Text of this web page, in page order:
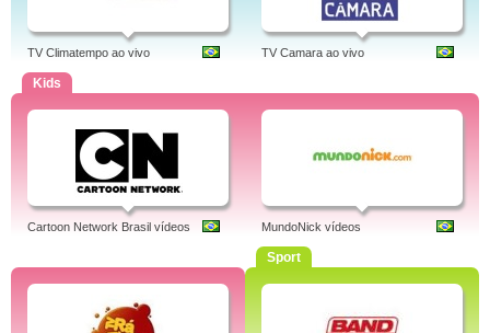
TV Climatempo ao vivo TV Camara ao vivo
Kids
Cartoon Network Brasil vídeos MundoNick vídeos
Sport